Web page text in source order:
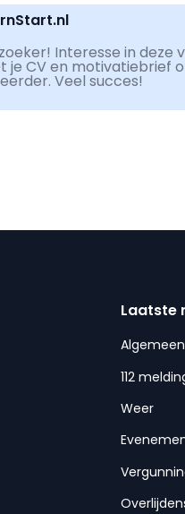
Interesse in deze
je CV en motivatiebrief
Veel succes!
Laatste
112
Weer